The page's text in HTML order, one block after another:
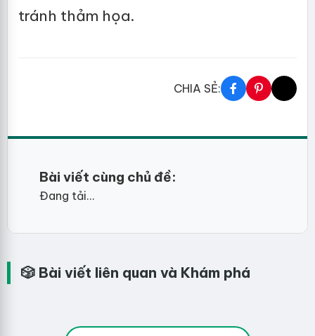
tránh thảm họa.
CHIA SẺ:
Bài viết cùng chủ đề:
Đang tải...
🎲 Bài viết liên quan và Khám phá